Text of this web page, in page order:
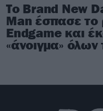
Το Brand New
Man έσπασε το
Endgame και
«άνοιγμα»